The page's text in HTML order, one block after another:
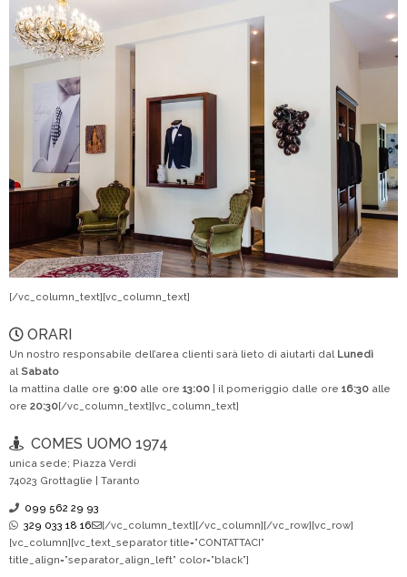
[/vc_column_text][vc_column_text]
ORARI
Un nostro responsabile dell’area clienti sarà lieto di aiutarti dal Lunedì
alSabato
la mattina dalle ore 9:00 alle ore 13:00 | il pomeriggio dalle ore 16:30 alle
ore 20:30[/vc_column_text][vc_column_text]
COMES UOMO 1974
unica sede; Piazza Verdi
74023 Grottaglie | Taranto
099 562 29 93
329 033 18 16
[/vc_column_text][/vc_column][/vc_row][vc_row]
[vc_column][vc_text_separator title=”CONTATTACI”
title_align=”separator_align_left” color=”black”]